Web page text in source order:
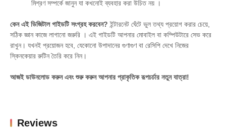
মিশ্রণ সম্পর্কে জানুন যা কখনোই ব্যবহার করা উচিত নয় ।
কেন এই ডিজিটাল গাইডটি সংগ্রহ করবেন? ইন্টারনেট ঘেঁটে ভুল তথ্য প্রয়োগ করার চেয়ে,
সঠিক জ্ঞান কাজে লাগানো জরুরি । এই গাইডটি আপনার মোবাইল বা কম্পিউটারে সেভ করে
রাখুন। যখনই প্রয়োজন হবে, যেকোনো উপাদানের গুণাগুণ বা রেসিপি দেখে নিজের
স্কিনকেয়ার রুটিন তৈরি করে নিন।
আজই ডাউনলোড করুন এবং শুরু করুন আপনার প্রাকৃতিক রূপচর্চার নতুন যাত্রা!
Reviews